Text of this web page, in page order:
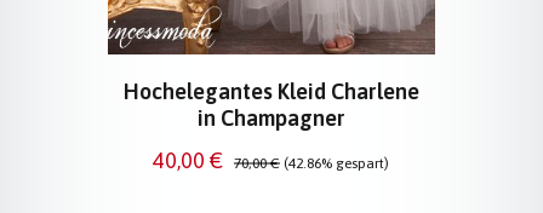
Hochelegantes Kleid Charlene
in Champagner
Verkaufspreis:
40,00 € Regulärer Preis:
70,00 € (42.86% gespart)